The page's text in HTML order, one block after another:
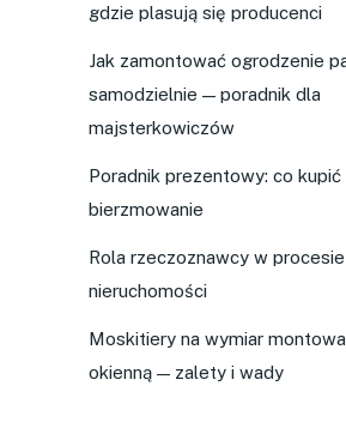
gdzie plasują się producenci
Jak zamontować ogrodzenie
samodzielnie — poradnik dla
majsterkowiczów
Poradnik prezentowy: co kupić
bierzmowanie
Rola rzeczoznawcy w
nieruchomości
Moskitiery na wymiar
okienną — zalety i wady